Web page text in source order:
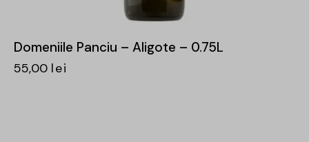
Domeniile Panciu – Aligote – 0.75L
55,00 lei